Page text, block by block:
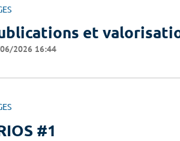
et
2026 16:44
#1